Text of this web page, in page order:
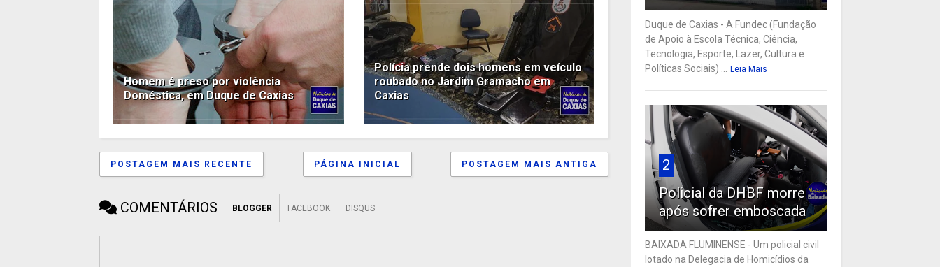
Homem é preso por violência
Doméstica, em Duque de Caxias
Polícia prende dois homens em veículo
roubado no Jardim Gramacho em
Caxias
POSTAGEM MAIS RECENTE POSTAGEM MAIS ANTIGA
PÁGINA INICIAL
COMENTÁRIOS BLOGGER FACEBOOK DISQUS
Duque de Caxias - A Fundec (Fundação
de Apoio à Escola Técnica, Ciência,
Tecnologia, Esporte, Lazer, Cultura e
Políticas Sociais) ...
Leia Mais
2
Policial da DHBF morre
após sofrer emboscada
BAIXADA FLUMINENSE - Um policial civil
lotado na Delegacia de Homicídios da